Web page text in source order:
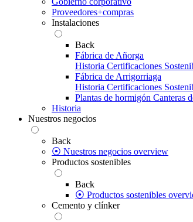
Proveedores+compras
Instalaciones
Back
Fábrica de Añorga
Historia Certificaciones
Fábrica de Arrigorriaga
Historia Certificaciones
Plantas de hormigón Canteras
Historia
Nuestros negocios
Back
⦿ Nuestros negocios overview
Productos sostenibles
Back
⦿ Productos sostenibles
Cemento y clínker